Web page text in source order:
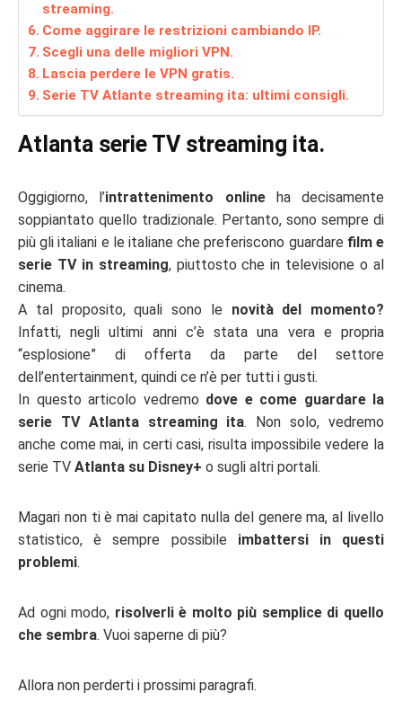
streaming.
Come aggirare le restrizioni cambiando IP.
Scegli una delle migliori VPN.
Lascia perdere le VPN gratis.
Serie TV Atlante streaming ita: ultimi consigli.
Atlanta serie TV streaming ita.
Oggigiorno, l’intrattenimento onlineha decisamente
soppiantato quello tradizionale. Pertanto, sono sempre di
più gli italiani e le italiane che preferiscono guardare film e
serie TV in streaming, piuttosto che in televisione o al
cinema.
A tal proposito, quali sono le novità del momento?
Infatti, negli ultimi anni c’è stata una vera e propria
“esplosione” di offerta da parte del settore
dell’entertainment, quindi ce n’è per tutti i gusti.
In questo articolo vedremo dove e come guardare la
serie TV Atlanta streaming ita. Non solo, vedremo
anche come mai, in certi casi, risulta impossibile vedere la
serie TV Atlanta su Disney+ o sugli altri portali.
Magari non ti è mai capitato nulla del genere ma, al livello
statistico, è sempre possibile imbattersi in questi
problemi.
Ad ogni modo, risolverli è molto più semplice di quello
che sembra. Vuoi saperne di più?
Allora non perderti i prossimi paragrafi.